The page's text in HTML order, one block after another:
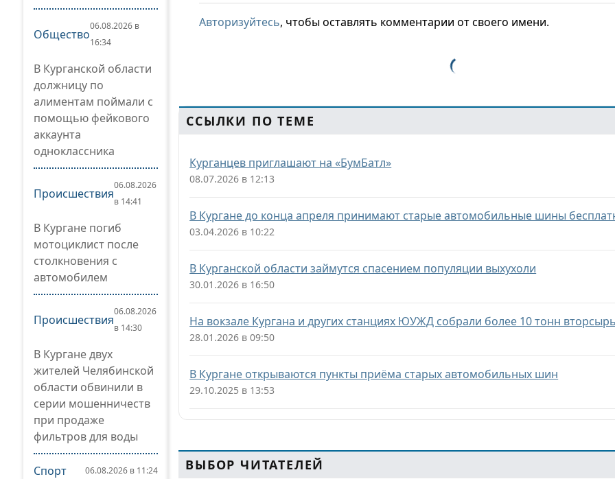
Общество
06.08.2026 в
16:34
В Курганской области
должницу по
алиментам поймали с
помощью фейкового
аккаунта
одноклассника
Происшествия
06.08.2026
в 14:41
В Кургане погиб
мотоциклист после
столкновения с
автомобилем
Происшествия
06.08.2026
в 14:30
В Кургане двух
жителей Челябинской
области обвинили в
серии мошенничеств
при продаже
фильтров для воды
Спорт 06.08.2026 в 11:24
Авторизуйтесь, чтобы оставлять комментарии от своего имени.
ССЫЛКИ ПО ТЕМЕ
Курганцев приглашают на «БумБатл»
08.07.2026 в 12:13
В Кургане до конца апреля принимают старые автомобильные шины
03.04.2026 в 10:22
В Курганской области займутся спасением популяции выхухоли
30.01.2026 в 16:50
На вокзале Кургана и других станциях ЮУЖД собрали более 10 тонн
28.01.2026 в 09:50
В Кургане открываются пункты приёма старых автомобильных шин
29.10.2025 в 13:53
ВЫБОР ЧИТАТЕЛЕЙ